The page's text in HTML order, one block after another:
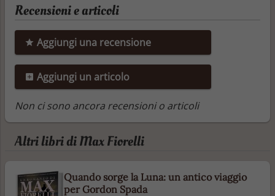
Recensioni e articoli
Aggiungi una recensione
Aggiungi un articolo
Non ci sono ancora recensioni o articoli
Altri libri di Max Fiorelli
Quando sorge la Luna: un antico viaggio
per Gordon Spada